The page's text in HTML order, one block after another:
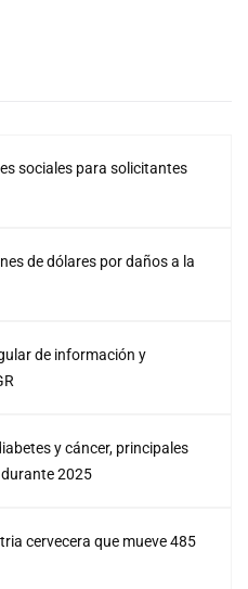
sociales para solicitantes
de dólares por daños a la
de información y
y cáncer, principales
2025
cervecera que mueve 485